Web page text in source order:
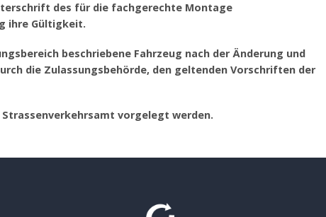
des für die fachgerechte Montage
ihre Gültigkeit.
beschriebene Fahrzeug nach der Änderung und
die Zulassungsbehörde, den geltenden Vorschriften der
vorgelegt werden.